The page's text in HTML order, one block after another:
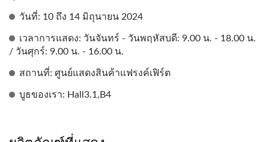
วันที่: 10 ถึง 14 มิถุนายน 2024
เวลาการแสดง: วันจันทร์ - วันพฤหัสบดี: 9.00 น. - 18.00 น.
/ วันศุกร์: 9.00 น. - 16.00 น.
สถานที่: ศูนย์แสดงสินค้าแฟรงค์เฟิร์ต
บูธของเรา: Hall3.1,B4